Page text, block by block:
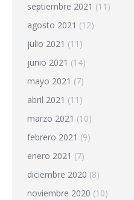
septiembre 2021 (11)
agosto 2021 (12)
julio 2021 (11)
junio 2021 (14)
mayo 2021 (7)
abril 2021 (11)
marzo 2021 (10)
febrero 2021 (9)
enero 2021 (7)
diciembre 2020 (8)
noviembre 2020 (10)